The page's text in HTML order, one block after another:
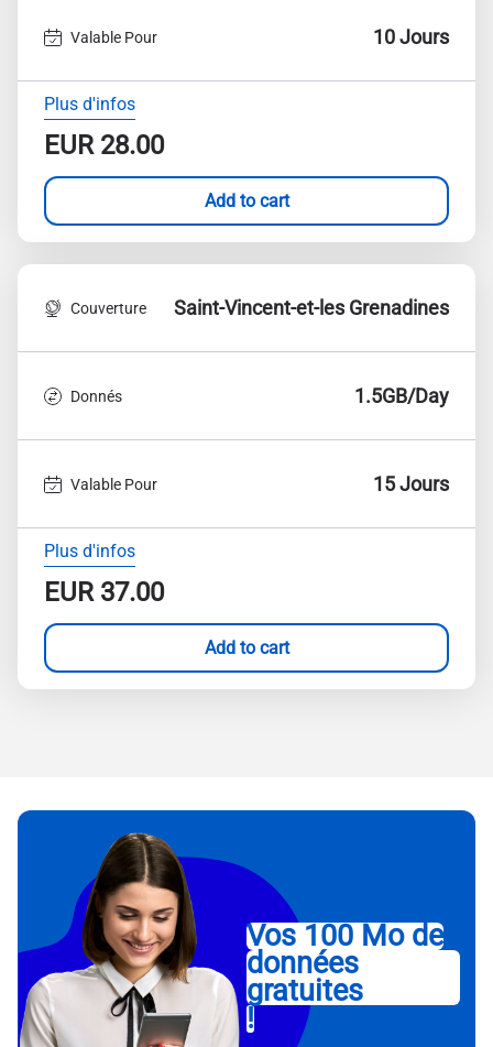
Valable Pour 10 Jours
Plus d'infos
EUR28.00
Add to cart
Couverture Saint-Vincent-et-les Grenadines
Donnés 1.5GB/Day
Valable Pour 15 Jours
Plus d'infos
EUR37.00
Add to cart
Vos 100 Mo de
données
gratuites
!